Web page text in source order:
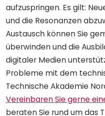
aufzuspringen. Es gilt:
und die Resonanzen
Austausch können Sie
überwinden und die
digitaler Medien
Probleme mit dem
Technische Akademie
Vereinbaren Sie gerne
beraten Sie rund um das